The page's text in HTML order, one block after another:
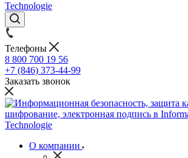
Телефоны
8 800 700 19 56
+7 (846) 373-44-99
Заказать звонок
О компании